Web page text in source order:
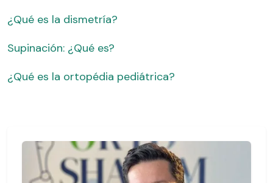
¿Qué es la dismetría?
Supinación: ¿Qué es?
¿Qué es la ortopédia pediátrica?